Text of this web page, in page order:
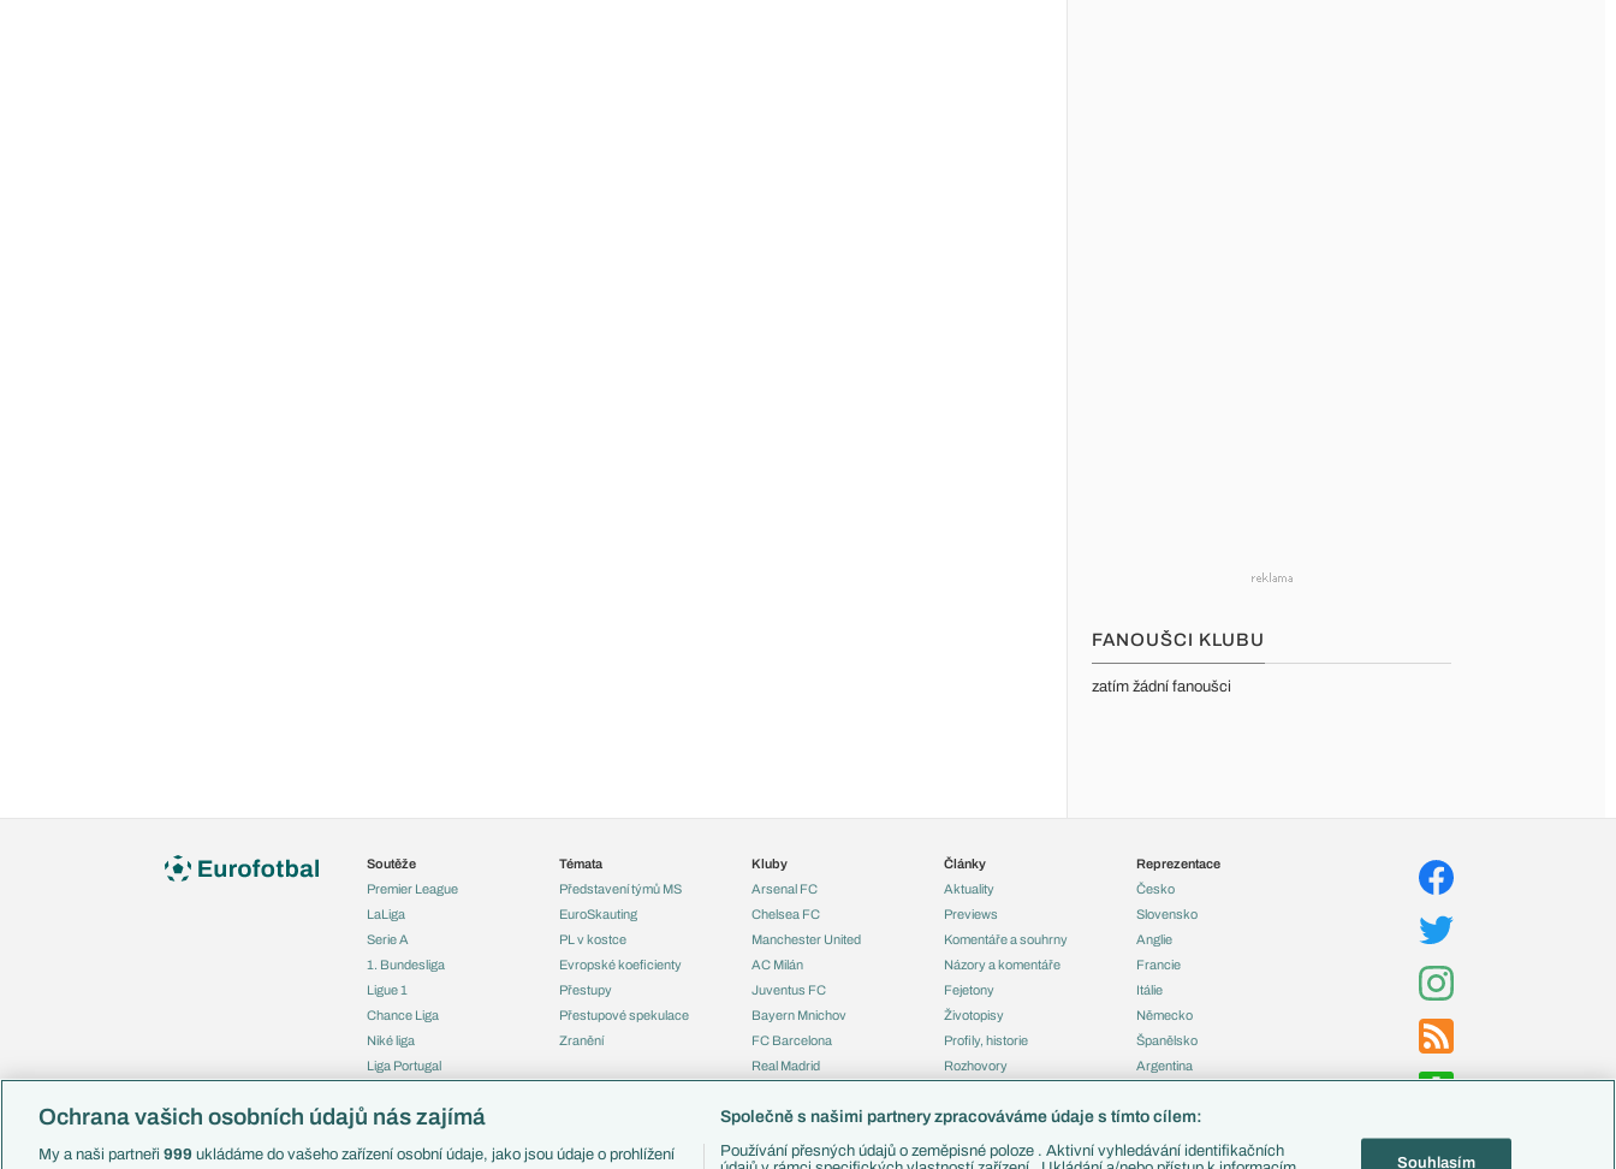
FANOUŠCI KLUBU
zatím žádní fanoušci
Soutěže
Premier League
LaLiga
Serie A
1. Bundesliga
Ligue 1
Chance Liga
Niké liga
Liga Portugal
Liga mistrů
Témata
Představení týmů MS
EuroSkauting
PL v kostce
Evropské koeficienty
Přestupy
Přestupové spekulace
Zranění
Kluby
Arsenal FC
Chelsea FC
Manchester United
AC Milán
Juventus FC
Bayern Mnichov
FC Barcelona
Real Madrid
Články
Aktuality
Previews
Komentáře a souhrny
Názory a komentáře
Fejetony
Životopisy
Profily, historie
Rozhovory
Reprezentace
Česko
Slovensko
Anglie
Francie
Itálie
Německo
Španělsko
Argentina
Zápasy
Ochrana vašich osobních údajů nás zajímá
My a naši partneři 999 ukládáme do vašeho zařízení osobní údaje, jako jsou údaje o prohlížení
Společně s našimi partnery zpracováváme údaje s tímto cílem:
Používání přesných údajů o zeměpisné poloze . Aktivní vyhledávání identifikačních
Souhlasím